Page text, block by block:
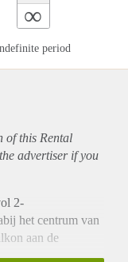
∞
period
of this Rental
advertiser if you
2-
het centrum van
aan de